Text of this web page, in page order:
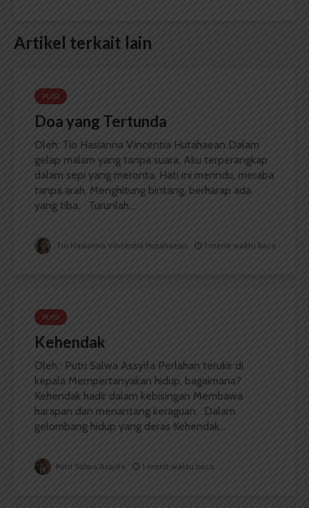
Artikel terkait lain
PUISI
Doa yang Tertunda
Oleh: Tio Hasianna Vincentia Hutahaean Dalam
gelap malam yang tanpa suara, Aku terperangkap
dalam sepi yang meronta, Hati ini merindu, meraba
tanpa arah, Menghitung bintang, berharap ada
yang tiba. Turunlah...
Tio Hasianna Vincentia Hutahaean 1 menit waktu baca
PUISI
Kehendak
Oleh : Putri Salwa Assyifa Perlahan terukir di
kepala Mempertanyakan hidup, bagaimana?
Kehendak hadir dalam kebisingan Membawa
harapan dan menantang keraguan Dalam
gelombang hidup yang deras Kehendak...
Putri Salwa Assyifa 1 menit waktu baca